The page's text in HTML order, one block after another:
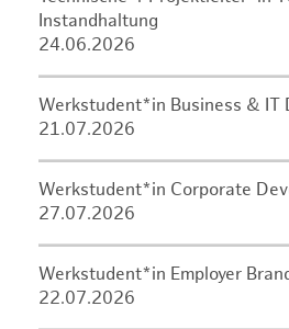
Instandhaltung
24.06.2026
Werkstudent*in Business & IT
21.07.2026
Werkstudent*in Corporate
27.07.2026
Werkstudent*in Employer
22.07.2026